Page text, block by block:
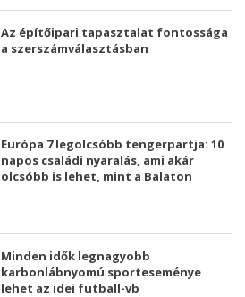
Az építőipari tapasztalat fontossága
a szerszámválasztásban
Európa 7 legolcsóbb tengerpartja: 10
napos családi nyaralás, ami akár
olcsóbb is lehet, mint a Balaton
Minden idők legnagyobb
karbonlábnyomú sporteseménye
lehet az idei futball-vb